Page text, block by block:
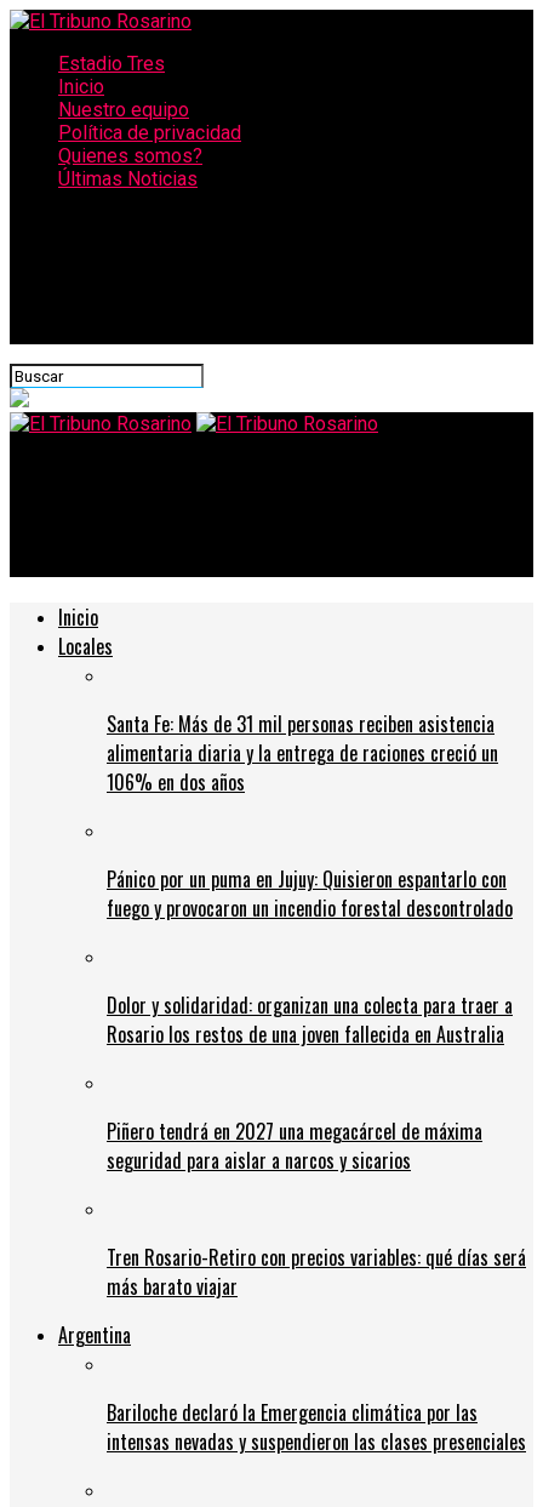
Estadio Tres
Inicio
Nuestro equipo
Política de privacidad
Quienes somos?
Últimas Noticias
Inicio
Locales
Santa Fe: Más de 31 mil personas reciben asistencia
alimentaria diaria y la entrega de raciones creció un
106% en dos años
Pánico por un puma en Jujuy: Quisieron espantarlo con
fuego y provocaron un incendio forestal descontrolado
Dolor y solidaridad: organizan una colecta para traer a
Rosario los restos de una joven fallecida en Australia
Piñero tendrá en 2027 una megacárcel de máxima
seguridad para aislar a narcos y sicarios
Tren Rosario-Retiro con precios variables: qué días será
más barato viajar
Argentina
Bariloche declaró la Emergencia climática por las
intensas nevadas y suspendieron las clases presenciales